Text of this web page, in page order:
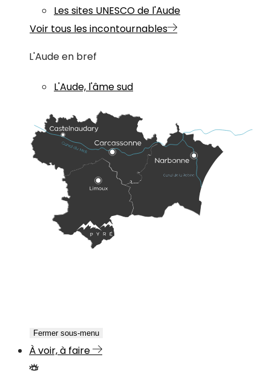
Les sites UNESCO de l'Aude
Voir tous les incontournables
L'Aude en bref
L'Aude, l'âme sud
Fermer sous-menu
À voir, à faire